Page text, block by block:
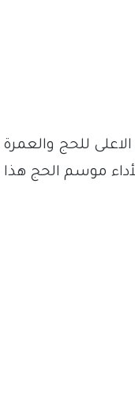
للحج والعمرة
الحج هذا العام 1446ه